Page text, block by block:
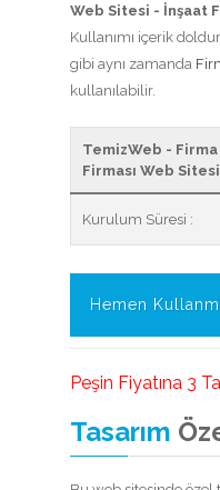
Web Sitesi - İnşaat
Kullanımı içerik
gibi aynı zamanda
kullanılabilir.
TemizWeb -
Firması Web
Kurulum Süresi :
Hemen
Peşin Fiyatına 3
Tasarım